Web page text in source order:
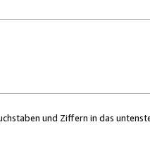
und Ziffern in das